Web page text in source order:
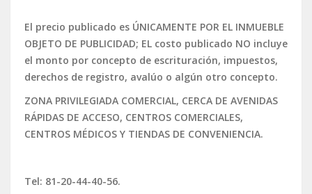
El precio publicado es ÚNICAMENTE POR EL INMUEBLE
OBJETO DE PUBLICIDAD; EL costo publicado NO incluye
el monto por concepto de escrituración, impuestos,
derechos de registro, avalúo o algún otro concepto.
ZONA PRIVILEGIADA COMERCIAL, CERCA DE AVENIDAS
RÁPIDAS DE ACCESO, CENTROS COMERCIALES,
CENTROS MÉDICOS Y TIENDAS DE CONVENIENCIA.
Tel: 81-20-44-40-56.